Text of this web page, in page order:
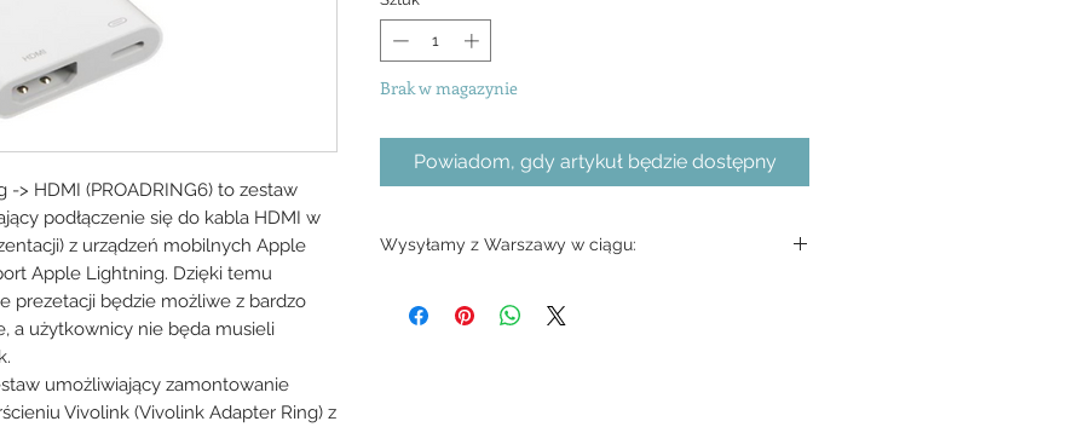
> HDMI (PROADRING6) to zestaw
podłączenie się do kabla HDMI w
z urządzeń mobilnych Apple
Apple Lightning. Dzięki temu
prezetacji będzie możliwe z bardzo
a użytkownicy nie będa musieli
umożliwiający zamontowanie
Vivolink (Vivolink Adapter Ring) z
Brak w magazynie
Powiadom, gdy artykuł będzie dostępny
Wysyłamy z Warszawy w ciągu: